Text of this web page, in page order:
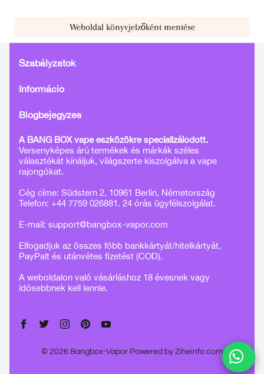
Weboldal könyvjelzőként mentése
Szabályzatok
Információ
Blogbejegyzés
A BANG BOX vape eszközökre specializálódott.
Versenyképes árú termékek és márkák széles
választékát kínáljuk, világszerte kiszolgálva a vape
rajongókat.
Cég címe: Südstern 2, 10961 Berlin, Németország
Telefon: +44 7759 026881. 24 órás ügyfélszolgálat.
E-mail: support@bangbox-vapor.com
Elfogadjuk az összes főbb bankkártyát/hitelkártyát,
PayPalt és utánvétes fizetést (COD).
A weboldalon való vásárláshoz 18 évesnek vagy
idősebbnek kell lennie.
© 2026 Bangbox-Vapor Powered by Ziheinfo.com